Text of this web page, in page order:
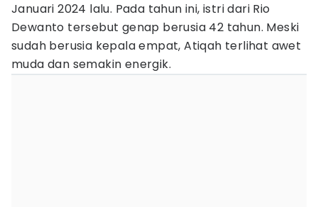
Januari 2024 lalu. Pada tahun ini, istri dari Rio
Dewanto tersebut genap berusia 42 tahun. Meski
sudah berusia kepala empat, Atiqah terlihat awet
muda dan semakin energik.